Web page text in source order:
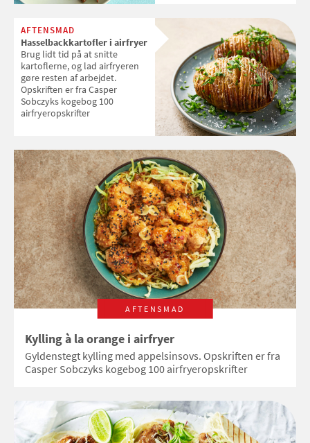
AFTENSMAD
Hasselbackkartofler i airfryer
Brug lidt tid på at snitte
kartoflerne, og lad airfryeren
gøre resten af arbejdet.
Opskriften er fra Casper
Sobczyks kogebog 100
airfryeropskrifter
AFTENSMAD
Kylling à la orange i airfryer
Gyldenstegt kylling med appelsinsovs. Opskriften er fra
Casper Sobczyks kogebog 100 airfryeropskrifter